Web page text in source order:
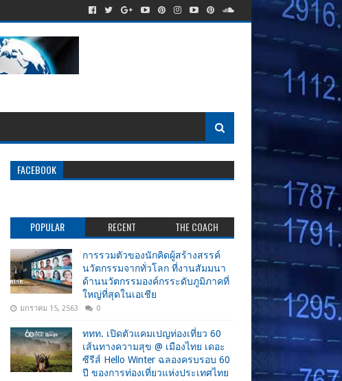
FACEBOOK
POPULAR RECENT THE COACH
การรวมตัวของนักคิดผู้สร้างสรรค์
นวัตกรรมจากทั่วโลก ที่งานสัมมนา
ด้านนวัตกรรมองค์กรระดับภูมิภาคที่
ใหญ่ที่สุดในเอเชีย
มกราคม 15, 2563 0
ททท. เปิดตัวแคมเปญท่องเที่ยว 60
เส้นทางความสุข @ เมืองไทย เดอะ
ซีรีส์ Hello Winter ฉลองครบรอบ 60
ปี ของการท่องเที่ยวแห่งประเทศไทย